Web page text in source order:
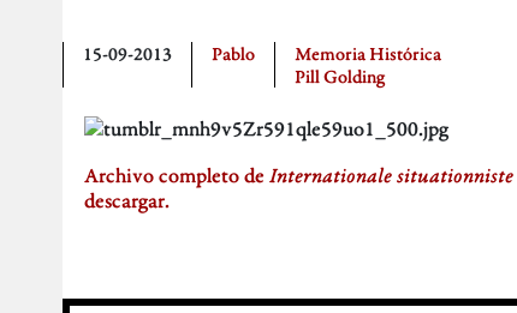
15-09-2013 Pablo
Memoria Histórica
Pill Golding
Archivo completo de Internationale situationniste
descargar.